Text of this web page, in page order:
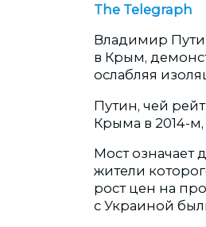
The Telegraph
Владимир
в Крым,
ослабляя
Путин, чей
Крыма в 2014-
Мост означает
жители
рост цен на
с Украиной